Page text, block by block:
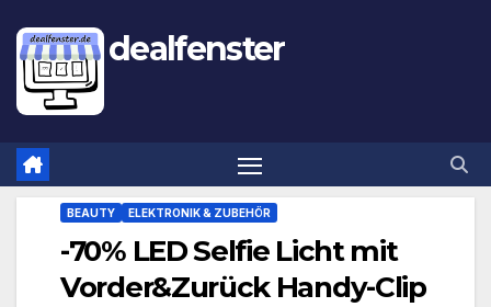
dealfenster
BEAUTY ELEKTRONIK & ZUBEHÖR
-70% LED Selfie Licht mit
Vorder&Zurück Handy-Clip